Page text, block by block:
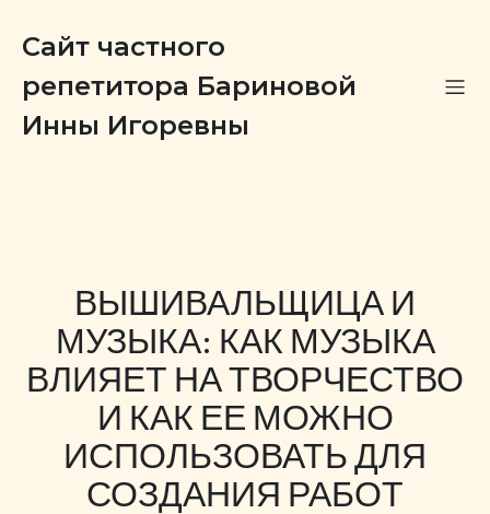
Сайт частного
репетитора Бариновой
Инны Игоревны
ВЫШИВАЛЬЩИЦА И
МУЗЫКА: КАК МУЗЫКА
ВЛИЯЕТ НА ТВОРЧЕСТВО
И КАК ЕЕ МОЖНО
ИСПОЛЬЗОВАТЬ ДЛЯ
СОЗДАНИЯ РАБОТ